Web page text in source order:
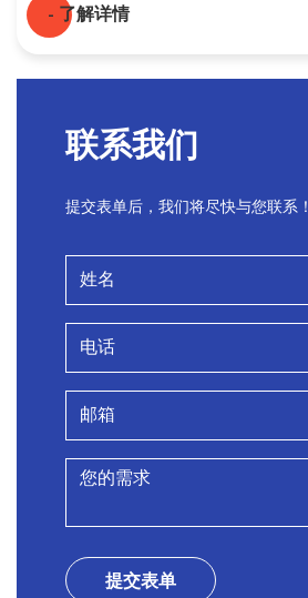
- 了解详情
PREV 1
联系我们
提交表单后，我们将尽快与您联系！
提交表单